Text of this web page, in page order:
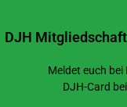
DJH Mitgliedschaft
Meldet euch
DJH-Card